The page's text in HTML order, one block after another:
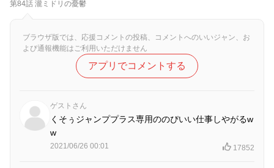
第84話 瀧ミドリの憂鬱
ブラウザ版では、応援コメントの投稿、コメントへのいいジャン、お
よび通報機能はご利用いただけません
アプリでコメントする
ゲストさん
くそぅジャンププラス専用ののぴいい仕事しやがるw
w
2021/06/26 00:01 17852